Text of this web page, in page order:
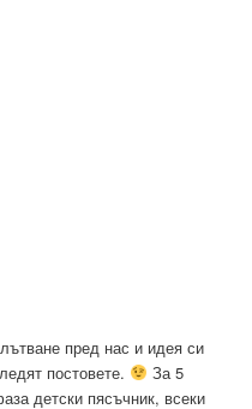
пред нас и идея си
постовете.
За 5
детски пясъчник, всеки